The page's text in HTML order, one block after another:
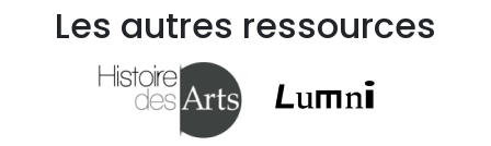
Les autres ressources